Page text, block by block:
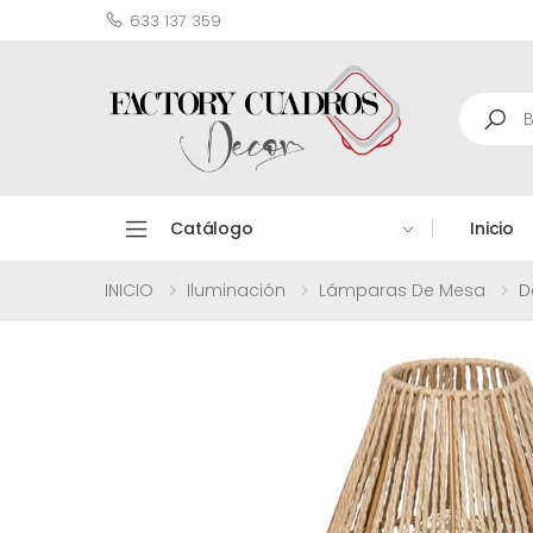
633 137 359
Catálogo Inicio
INICIO Iluminación Lámparas De Mesa